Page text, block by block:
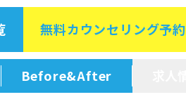
無料カウンセリング予約
Before&After